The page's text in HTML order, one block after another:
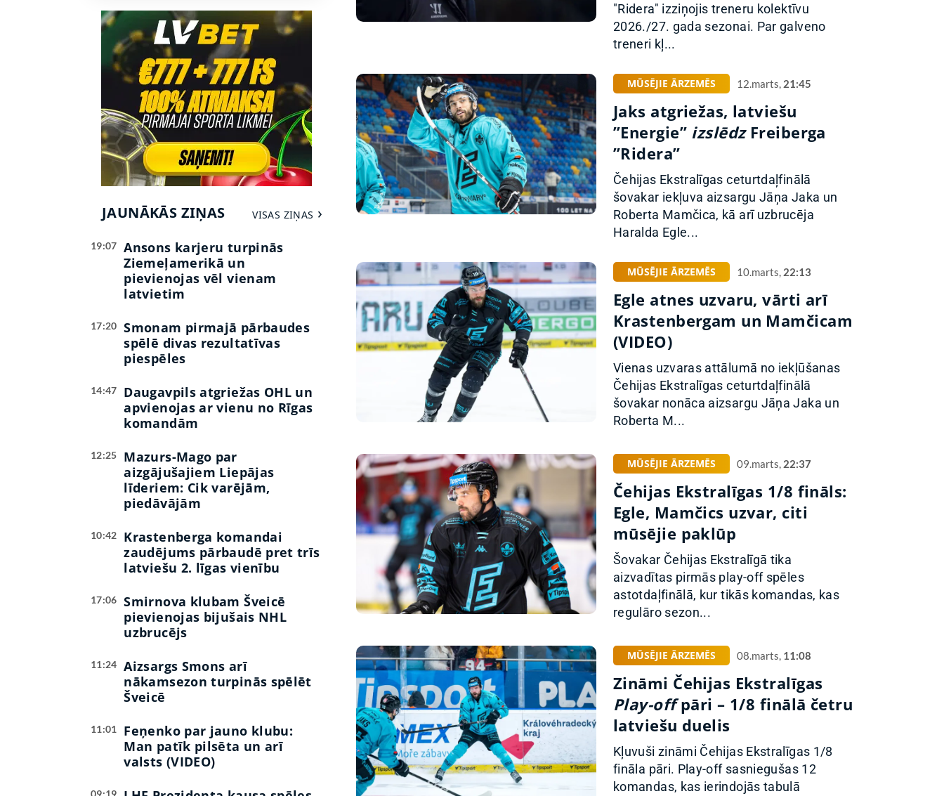
JAUNĀKĀS ZIŅAS VISAS ZIŅAS
19:07
Ansons karjeru turpinās
Ziemeļamerikā un
pievienojas vēl vienam
latvietim
17:20
Smonam pirmajā pārbaudes
spēlē divas rezultatīvas
piespēles
14:47
Daugavpils atgriežas OHL un
apvienojas ar vienu no Rīgas
komandām
12:25
Mazurs-Mago par
aizgājušajiem Liepājas
līderiem: Cik varējām,
piedāvājām
10:42
Krastenberga komandai
zaudējums pārbaudē pret trīs
latviešu 2. līgas vienību
17:06
Smirnova klubam Šveicē
pievienojas bijušais NHL
uzbrucējs
11:24
Aizsargs Smons arī
nākamsezon turpinās spēlēt
Šveicē
11:01
Feņenko par jauno klubu:
Man patīk pilsēta un arī
valsts (VIDEO)
09:19
"Ridera" izziņojis treneru kolektīvu
2026./27. gada sezonai. Par galveno
treneri kļ...
MŪSĒJIE ĀRZEMĒS 12.marts, 21:45
Jaks atgriežas, latviešu
”Energie” izslēdzFreiberga
”Ridera”
Čehijas Ekstralīgas ceturtdaļfinālā
šovakar iekļuva aizsargu Jāņa Jaka un
Roberta Mamčica, kā arī uzbrucēja
Haralda Egle...
MŪSĒJIE ĀRZEMĒS 10.marts, 22:13
Egle atnes uzvaru, vārti arī
Krastenbergam un Mamčicam
(VIDEO)
Vienas uzvaras attālumā no iekļūšanas
Čehijas Ekstralīgas ceturtdaļfinālā
šovakar nonāca aizsargu Jāņa Jaka un
Roberta M...
MŪSĒJIE ĀRZEMĒS 09.marts, 22:37
Čehijas Ekstralīgas 1/8 fināls:
Egle, Mamčics uzvar, citi
mūsējie paklūp
Šovakar Čehijas Ekstralīgā tika
aizvadītas pirmās play-off spēles
astotdaļfinālā, kur tikās komandas, kas
regulāro sezon...
MŪSĒJIE ĀRZEMĒS 08.marts, 11:08
Zināmi Čehijas Ekstralīgas
Play-offpāri – 1/8 finālā četru
latviešu duelis
Kļuvuši zināmi Čehijas Ekstralīgas 1/8
fināla pāri. Play-off sasniegušas 12
komandas, kas ierindojās tabulā